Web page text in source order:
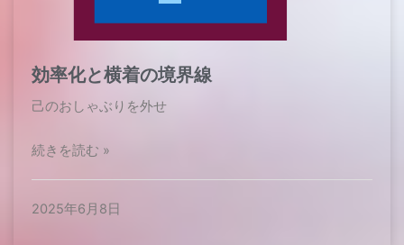
効率化と横着の境界線
己のおしゃぶりを外せ
続きを読む »
2025年6月8日